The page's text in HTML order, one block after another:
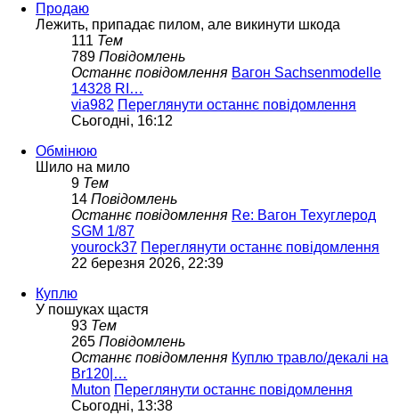
Продаю
Лежить, припадає пилом, але викинути шкода
111 Тем
789 Повідомлень
Останнє повідомлення Вагон Sachsenmodelle
14328 RI…
via982 Переглянути останнє повідомлення
Сьогодні, 16:12
Обмінюю
Шило на мило
9 Тем
14 Повідомлень
Останнє повідомлення Re: Вагон Техуглерод
SGM 1/87
yourock37 Переглянути останнє повідомлення
22 березня 2026, 22:39
Куплю
У пошуках щастя
93 Тем
265 Повідомлень
Останнє повідомлення Куплю травло/декалі на
Br120|…
Muton Переглянути останнє повідомлення
Сьогодні, 13:38